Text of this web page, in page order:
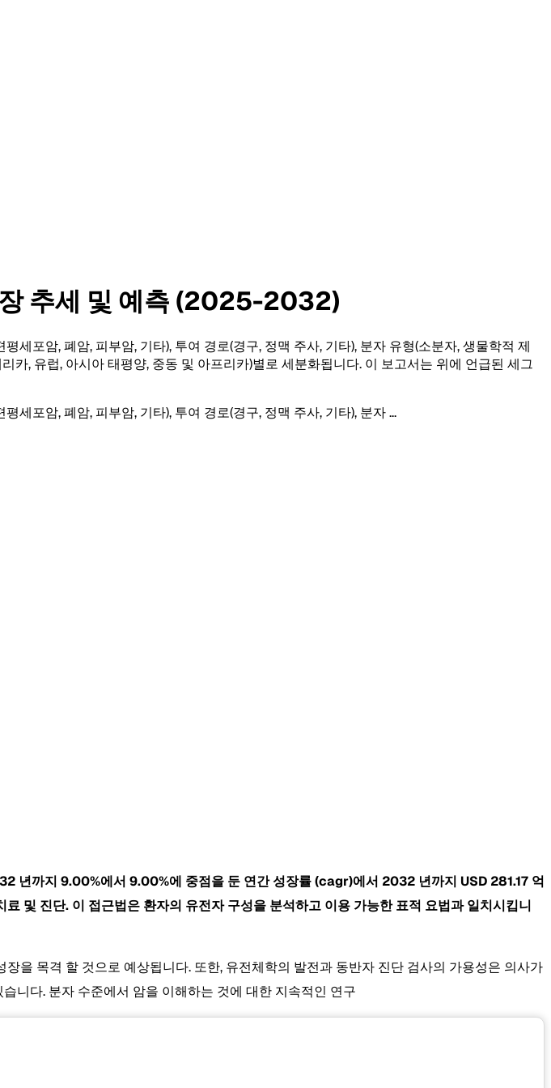
추세 및 예측 (2025-2032)
포암, 폐암, 피부암, 기타), 투여 경로(경구, 정맥 주사, 기타), 분자 유형(소분자, 생물학적 제
카, 유럽, 아시아 태평양, 중동 및 아프리카)별로 세분화됩니다. 이 보고서는 위에 언급된 세그
세포암, 폐암, 피부암, 기타), 투여 경로(경구, 정맥 주사, 기타), 분자...
년까지 9.00%에서 9.00%에 중점을 둔 연간 성장률(cagr)에서 2032 년까지 USD 281.17 억
및 진단. 이 접근법은 환자의 유전자 구성을 분석하고 이용 가능한 표적 요법과 일치시킵니
을 목격 할 것으로 예상됩니다. 또한, 유전체학의 발전과 동반자 진단 검사의 가용성은 의사가
니다. 분자 수준에서 암을 이해하는 것에 대한 지속적인 연구